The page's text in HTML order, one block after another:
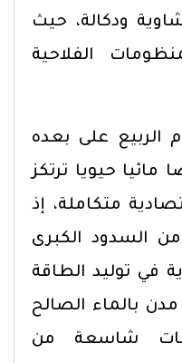
ودكالة، حيث
الفلاحية
الربيع على بعده
حيويا ترتكز
متكاملة، إذ
السدود الكبرى
في توليد الطاقة
مدن بالماء الصالح
شاسعة من